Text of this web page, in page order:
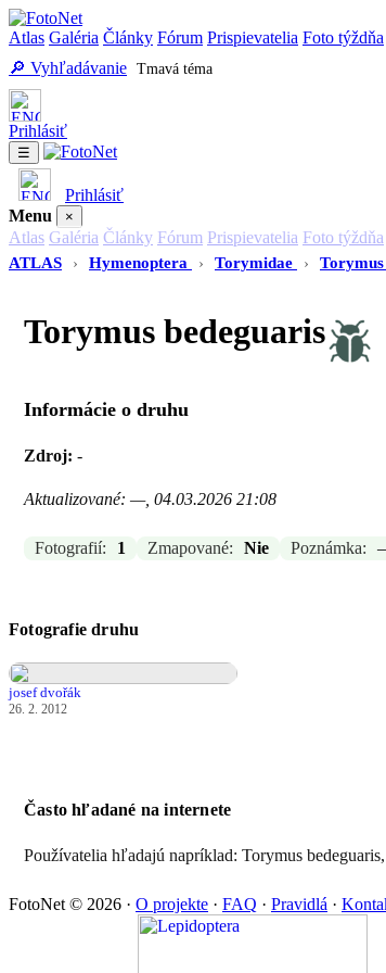
Atlas Galéria Články Fórum Prispievatelia Foto týždňa
🔎 Vyhľadávanie Tmavá téma
Prihlásiť
☰
Prihlásiť
Menu
×
Atlas Galéria Články Fórum Prispievatelia Foto týždňa
ATLAS
› Hymenoptera › Torymidae › Torymus
Torymus bedeguaris
Informácie o druhu
Zdroj: -
Aktualizované: —, 04.03.2026 21:08
Fotografií: 1 Zmapované: Nie Poznámka:
Fotografie druhu
josef dvořák
26. 2. 2012
Často hľadané na internete
Používatelia hľadajú napríklad: Torymus
FotoNet © 2026 · O projekte · FAQ · Pravidlá ·